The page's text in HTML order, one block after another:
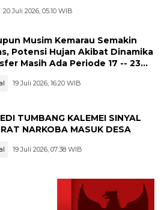
20 Juli 2026, 05:10 WIB
Musim Kemarau Semakin
Potensi Hujan Akibat Dinamika
Masih Ada Periode 17 -- 23
19 Juli 2026, 16:20 WIB
TUMBANG KALEMEI SINYAL
NARKOBA MASUK DESA
19 Juli 2026, 07:38 WIB